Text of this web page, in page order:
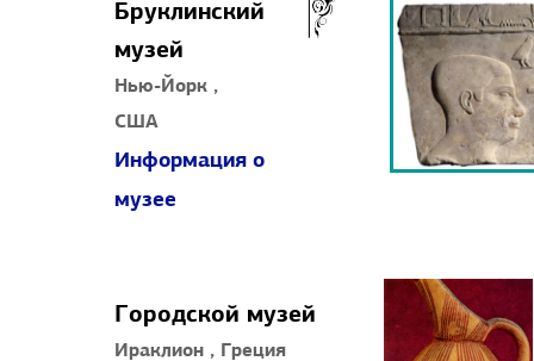
Бруклинский
музей
Нью-Йорк ,
США
Информация о
музее
Городской музей
Ираклион , Греция